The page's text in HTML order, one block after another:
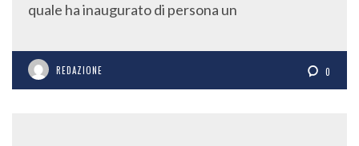
quale ha inaugurato di persona un
REDAZIONE 0